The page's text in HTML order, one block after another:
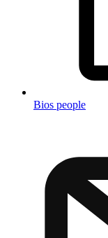
Bios people